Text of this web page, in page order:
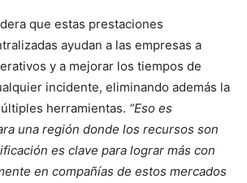
que estas prestaciones
ayudan a las empresas a
y a mejorar los tiempos de
incidente, eliminando además la
herramientas. “Eso es
una región donde los recursos son
es clave para lograr más con
en compañías de estos mercados